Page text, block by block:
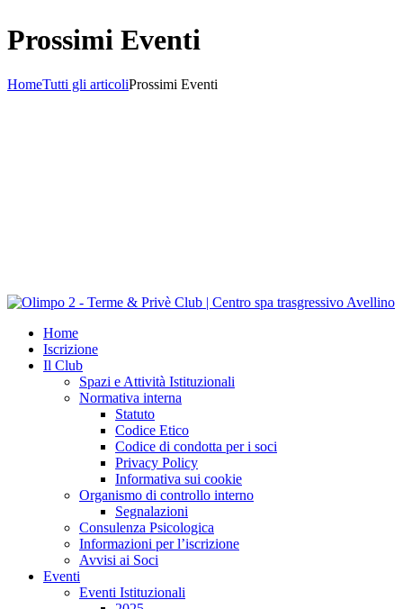
Prossimi Eventi
HomeTutti gli articoliProssimi Eventi
Home
Iscrizione
Il Club
Spazi e Attività Istituzionali
Normativa interna
Statuto
Codice Etico
Codice di condotta per i soci
Privacy Policy
Informativa sui cookie
Organismo di controllo interno
Segnalazioni
Consulenza Psicologica
Informazioni per l’iscrizione
Avvisi ai Soci
Eventi
Eventi Istituzionali